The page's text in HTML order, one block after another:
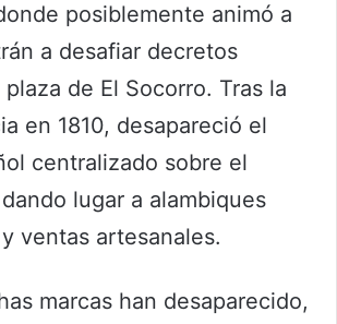
posiblemente animó a
a desafiar decretos
de El Socorro. Tras la
en 1810, desapareció el
centralizado sobre el
lugar a alambiques
ventas artesanales.
marcas han desaparecido,